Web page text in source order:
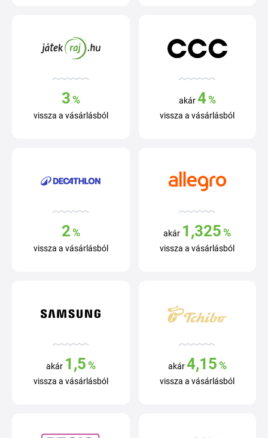
3%
vissza a vásárlásból
akár 4%
vissza a vásárlásból
2%
vissza a vásárlásból
akár 1,325 %
vissza a vásárlásból
akár 1,5%
vissza a vásárlásból
akár 4,15%
vissza a vásárlásból